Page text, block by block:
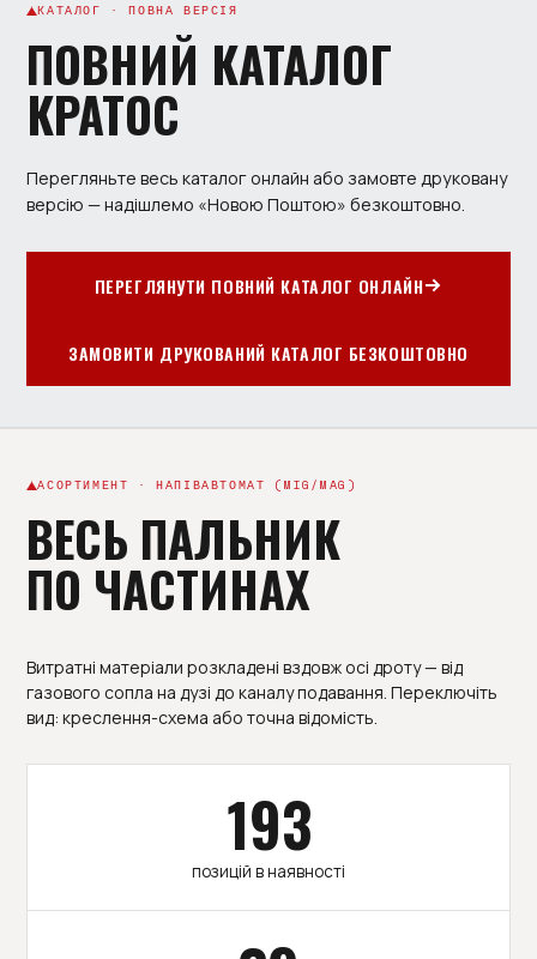
КАТАЛОГ · ПОВНА ВЕРСІЯ
ПОВНИЙ КАТАЛОГ
КРАТОС
Перегляньте весь каталог онлайн або замовте друковану
версію — надішлемо «Новою Поштою» безкоштовно.
ПЕРЕГЛЯНУТИ ПОВНИЙ КАТАЛОГ ОНЛАЙН
ЗАМОВИТИ ДРУКОВАНИЙ КАТАЛОГ БЕЗКОШТОВНО
АСОРТИМЕНТ · НАПІВАВТОМАТ (MIG/MAG)
ВЕСЬ ПАЛЬНИК
ПО ЧАСТИНАХ
Витратні матеріали розкладені вздовж осі дроту — від
газового сопла на дузі до каналу подавання. Переключіть
вид: креслення-схема або точна відомість.
193
позицій в наявності